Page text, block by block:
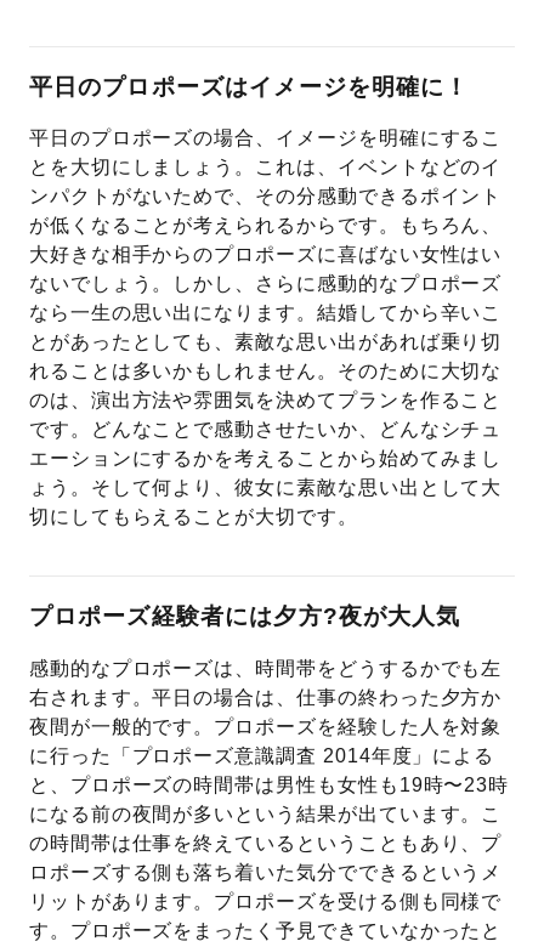
平日のプロポーズはイメージを明確に！
平日のプロポーズの場合、イメージを明確にするこ
とを大切にしましょう。これは、イベントなどのイ
ンパクトがないためで、その分感動できるポイント
が低くなることが考えられるからです。もちろん、
大好きな相手からのプロポーズに喜ばない女性はい
ないでしょう。しかし、さらに感動的なプロポーズ
なら一生の思い出になります。結婚してから辛いこ
とがあったとしても、素敵な思い出があれば乗り切
れることは多いかもしれません。そのために大切な
のは、演出方法や雰囲気を決めてプランを作ること
です。どんなことで感動させたいか、どんなシチュ
エーションにするかを考えることから始めてみまし
ょう。そして何より、彼女に素敵な思い出として大
切にしてもらえることが大切です。
プロポーズ経験者には夕方?夜が大人気
感動的なプロポーズは、時間帯をどうするかでも左
右されます。平日の場合は、仕事の終わった夕方か
夜間が一般的です。プロポーズを経験した人を対象
に行った「プロポーズ意識調査 2014年度」による
と、プロポーズの時間帯は男性も女性も19時〜23時
になる前の夜間が多いという結果が出ています。こ
の時間帯は仕事を終えているということもあり、プ
ロポーズする側も落ち着いた気分でできるというメ
リットがあります。プロポーズを受ける側も同様で
す。プロポーズをまったく予見できていなかったと